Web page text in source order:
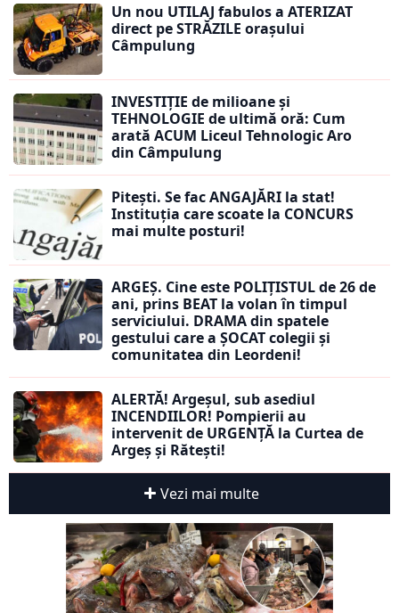
Un nou UTILAJ fabulos a ATERIZAT
direct pe STRĂZILE orașului
Câmpulung
INVESTIȚIE de milioane și
TEHNOLOGIE de ultimă oră: Cum
arată ACUM Liceul Tehnologic Aro
din Câmpulung
Pitești. Se fac ANGAJĂRI la stat!
Instituția care scoate la CONCURS
mai multe posturi!
ARGEȘ. Cine este POLIȚISTUL de 26 de
ani, prins BEAT la volan în timpul
serviciului. DRAMA din spatele
gestului care a ȘOCAT colegii și
comunitatea din Leordeni!
ALERTĂ! Argeșul, sub asediul
INCENDIILOR! Pompierii au
intervenit de URGENȚĂ la Curtea de
Argeș și Rătești!
Vezi mai multe